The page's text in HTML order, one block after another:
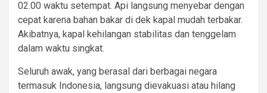
02.00 waktu setempat. Api langsung menyebar dengan
cepat karena bahan bakar di dek kapal mudah terbakar.
Akibatnya, kapal kehilangan stabilitas dan tenggelam
dalam waktu singkat.
Seluruh awak, yang berasal dari berbagai negara
termasuk Indonesia, langsung dievakuasi atau hilang